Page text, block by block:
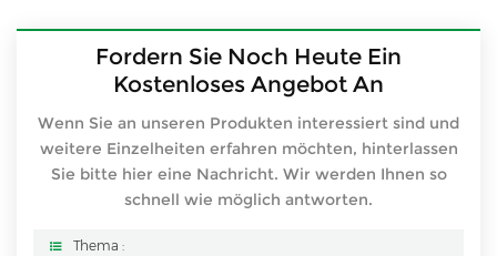
Fordern Sie Noch Heute Ein
Kostenloses Angebot An
Wenn Sie an unseren Produkten interessiert sind und
weitere Einzelheiten erfahren möchten, hinterlassen
Sie bitte hier eine Nachricht. Wir werden Ihnen so
schnell wie möglich antworten.
Thema :